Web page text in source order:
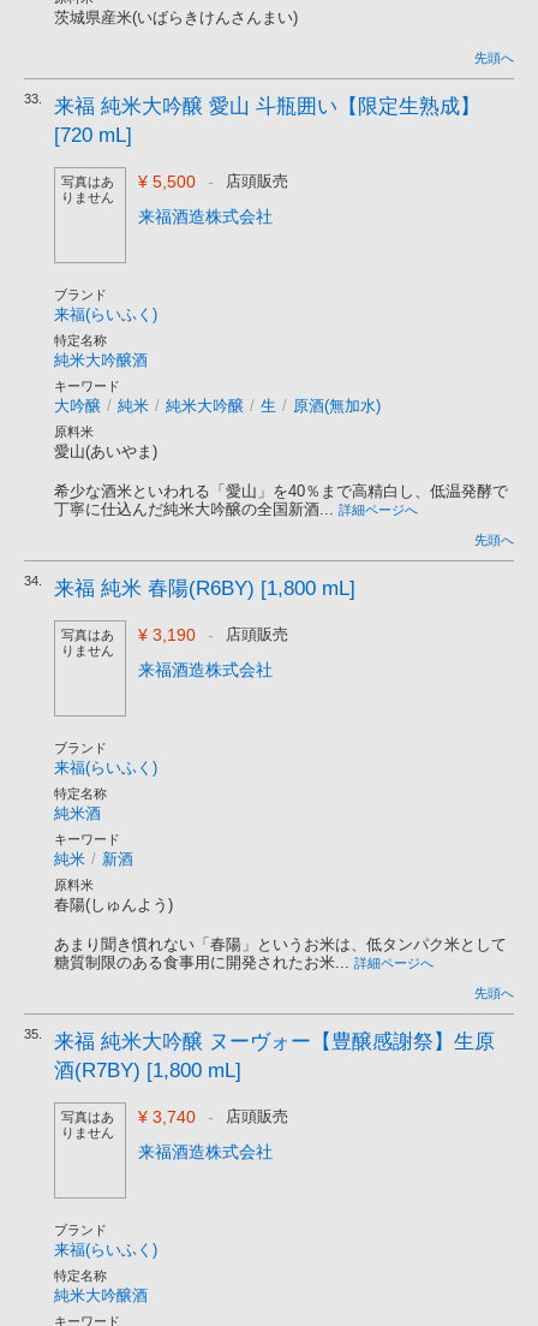
茨城県産米(いばらきけんさんまい)
先頭へ
33.
来福 純米大吟醸 愛山 斗瓶囲い【限定生熟成】
[720 mL]
写真はあ
りません
¥ 5,500 - 店頭販売
来福酒造株式会社
ブランド
来福(らいふく)
特定名称
純米大吟醸酒
キーワード
大吟醸 / 純米 / 純米大吟醸 / 生 / 原酒(無加水)
原料米
愛山(あいやま)
希少な酒米といわれる「愛山」を40％まで高精白し、低温発酵で
丁寧に仕込んだ純米大吟醸の全国新酒... 詳細ページへ
先頭へ
34. 来福 純米 春陽(R6BY) [1,800 mL]
写真はあ
りません
¥ 3,190 - 店頭販売
来福酒造株式会社
ブランド
来福(らいふく)
特定名称
純米酒
キーワード
純米 / 新酒
原料米
春陽(しゅんよう)
あまり聞き慣れない「春陽」というお米は、低タンパク米として
糖質制限のある食事用に開発されたお米... 詳細ページへ
先頭へ
35.
来福 純米大吟醸 ヌーヴォー【豊醸感謝祭】生原
酒(R7BY) [1,800 mL]
写真はあ
りません
¥ 3,740 - 店頭販売
来福酒造株式会社
ブランド
来福(らいふく)
特定名称
純米大吟醸酒
キーワード